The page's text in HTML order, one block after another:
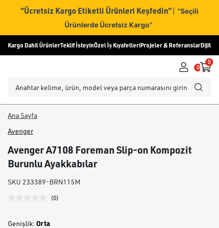
“Ücretsiz Kargo Etiketli Ürünleri Keşfedin” | “Seçili
Ürünlerde Ücretsiz Kargo”
Kargo Dahil ÜrünlerTeklif İsteyinÖzel İş KıyafetleriProjeler & ReferanslarDijital
0
0
Ana Sayfa
Avenger
Avenger A7108 Foreman Slip-on Kompozit
Burunlu Ayakkabılar
SKU 233389-BRN115M
(0)
Genişlik: Orta